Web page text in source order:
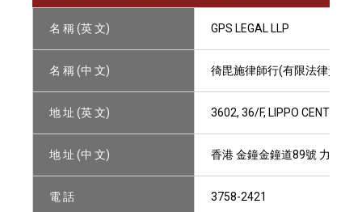
名 稱 (英 文) GPS LEGAL LLP
名 稱 (中 文) 徛毘施律師行(有限法律責任
地 址 (英 文) 3602, 36/F, LIPPO CENTRE,
地 址 (中 文) 香港 金鐘金鐘道89號 力寶中
電 話 3758-2421